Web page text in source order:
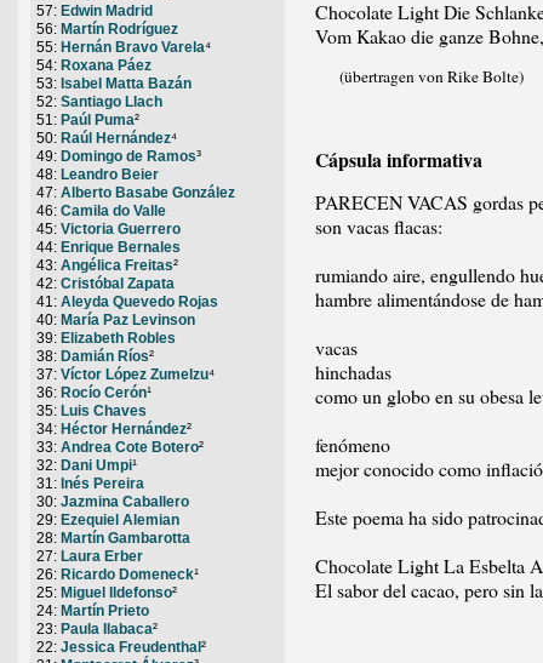
57: Edwin Madrid
56: Martín Rodríguez
55: Hernán Bravo Varela⁴
54: Roxana Páez
53: Isabel Matta Bazán
52: Santiago Llach
51: Paúl Puma²
50: Raúl Hernández⁴
49: Domingo de Ramos³
48: Leandro Beier
47: Alberto Basabe González
46: Camila do Valle
45: Victoria Guerrero
44: Enrique Bernales
43: Angélica Freitas²
42: Cristóbal Zapata
41: Aleyda Quevedo Rojas
40: María Paz Levinson
39: Elizabeth Robles
38: Damián Ríos²
37: Víctor López Zumelzu⁴
36: Rocío Cerón¹
35: Luis Chaves
34: Héctor Hernández²
33: Andrea Cote Botero²
32: Dani Umpi¹
31: Inés Pereira
30: Jazmina Caballero
29: Ezequiel Alemian
28: Martín Gambarotta
27: Laura Erber
26: Ricardo Domeneck¹
25: Miguel Ildefonso²
24: Martín Prieto
23: Paula Ilabaca²
22: Jessica Freudenthal ²
Chocolate Light Die
Vom Kakao die ganze
(übertragen von Rike Bolte)
Cápsula informativa
PARECEN VACAS gordas
son vacas flacas:
rumiando aire, engullendo
hambre alimentándose de
vacas
hinchadas
como un globo en su obesa
fenómeno
mejor conocido como
Este poema ha sido
Chocolate Light La Esbelta
El sabor del cacao, pero sin